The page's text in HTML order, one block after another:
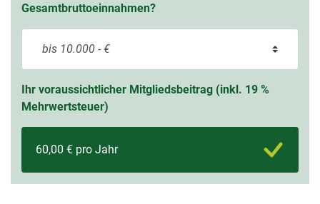
Gesamtbruttoeinnahmen?
Ihr voraussichtlicher Mitgliedsbeitrag (inkl. 19 %
Mehrwertsteuer)
60,00 € pro Jahr